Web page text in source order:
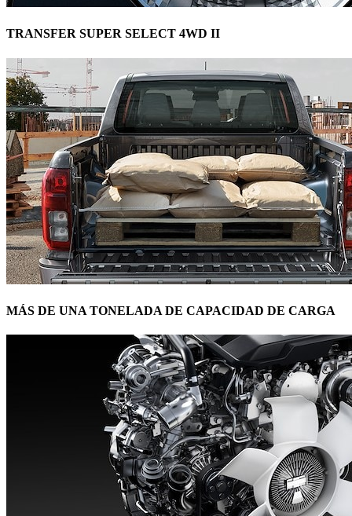
TRANSFER SUPER SELECT 4WD II
MÁS DE UNA TONELADA DE CAPACIDAD DE CARGA